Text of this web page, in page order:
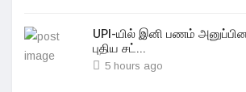
UPI-யில் இனி பணம்
புதிய சட்...
5 hours ago